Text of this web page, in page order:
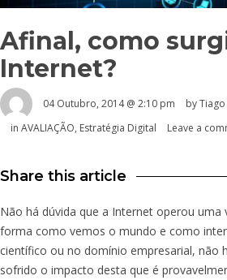
Afinal, como
Internet?
04 Outubro, 2014 @ 2:10 pm
by
in AVALIAÇÃO, Estratégia Digital Leave a
Share this article
Não há dúvida que a Internet operou uma
forma como vemos o mundo e como
científico ou no domínio empresarial, não
sofrido o impacto desta que é